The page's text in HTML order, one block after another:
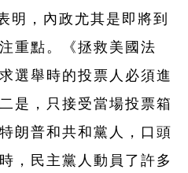
明，內政尤其是即將到
重點。《拯救美國法
選舉時的投票人必須進
是，只接受當場投票箱
朗普和共和黨人，口頭
，民主黨人動員了許多